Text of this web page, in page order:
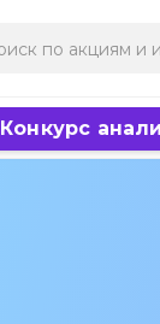
Конкурс